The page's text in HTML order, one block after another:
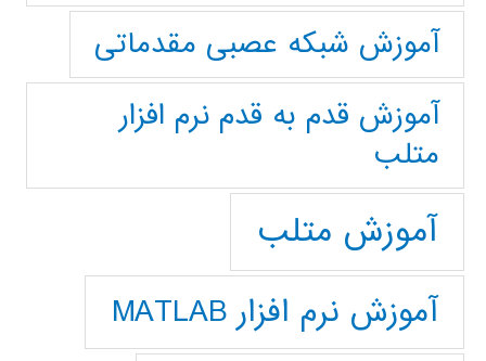
آموزش شبکه عصبی مقدماتی
آموزش قدم به قدم نرم افزار
متلب
آموزش متلب
آموزش نرم افزار MATLAB